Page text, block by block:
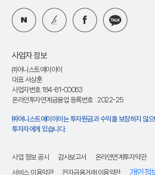
사업자 정보
㈜어니스트에이아이
대표 서상훈
사업자번호 184-81-00063
온라인투자연계금융업 등록번호 : 2022-25
㈜어니스트에이아이는 투자원금과 수익을 보장하지 않
투자자에게 있습니다.
사업 정보 공시 감사보고서 온라인연계투자약관
서비스 이용약관
전자금융거래 이용약관 개인정